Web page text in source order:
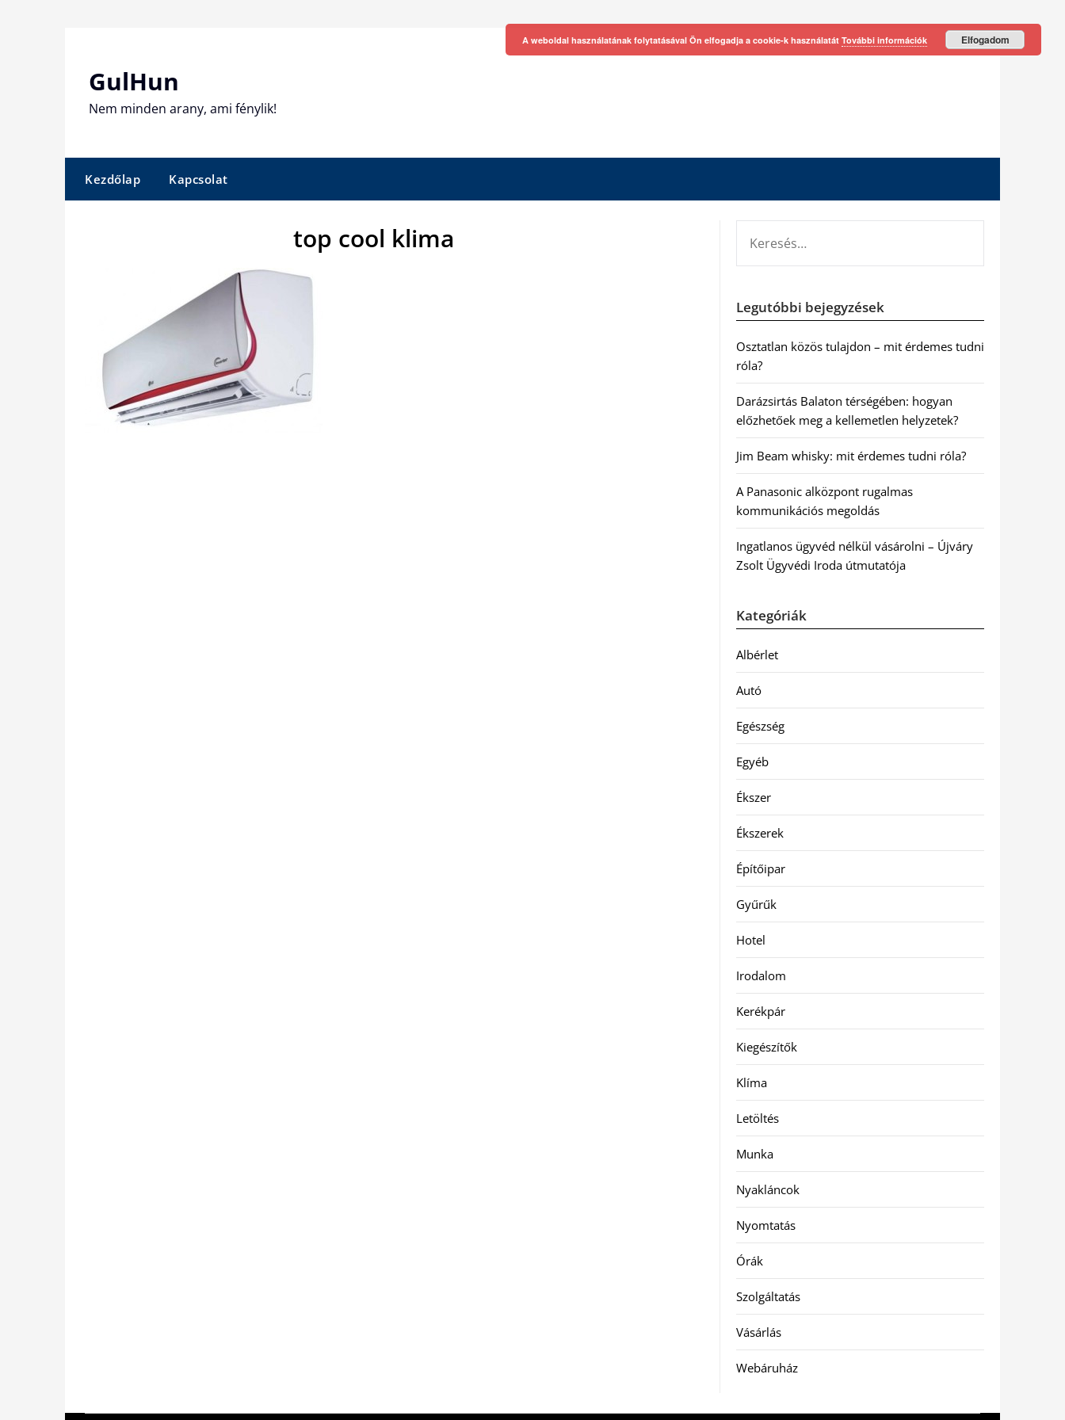
GulHun
Nem minden arany, ami fénylik!
Kezdőlap Kapcsolat
top cool klima
Legutóbbi bejegyzések
Osztatlan közös tulajdon – mit érdemes tudni
róla?
Darázsirtás Balaton térségében: hogyan
előzhetőek meg a kellemetlen helyzetek?
Jim Beam whisky: mit érdemes tudni róla?
A Panasonic alközpont rugalmas
kommunikációs megoldás
Ingatlanos ügyvéd nélkül vásárolni – Újváry
Zsolt Ügyvédi Iroda útmutatója
Kategóriák
Albérlet
Autó
Egészség
Egyéb
Ékszer
Ékszerek
Építőipar
Gyűrűk
Hotel
Irodalom
Kerékpár
Kiegészítők
Klíma
Letöltés
Munka
Nyakláncok
Nyomtatás
Órák
Szolgáltatás
Vásárlás
Webáruház
A weboldal használatának folytatásával Ön elfogadja a cookie-k használatát További információk Elfogadom